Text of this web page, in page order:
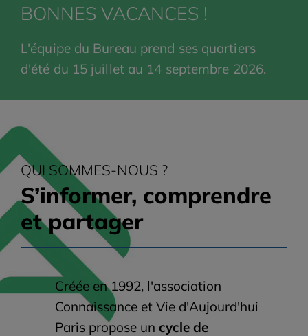
BONNES VACANCES !
L'équipe du Bureau prend ses quartiers
d'été du 15 juillet au 14 septembre 2026.
QUI SOMMES-NOUS ?
S’informer, comprendre
et partager
Créée en 1992, l'association
Connaissance et Vie d'Aujourd'hui
Paris propose un cycle de